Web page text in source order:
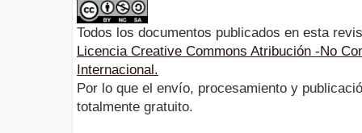
Todos los documentos publicados en esta
Licencia Creative Commons Atribución -No
Internacional.
Por lo que el envío, procesamiento y
totalmente gratuito.